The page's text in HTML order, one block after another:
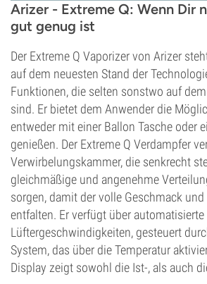
Arizer - Extreme Q: Wenn Dir
gut genug ist
Der Extreme Q Vaporizer von Arizer
auf dem neuesten Stand der
Funktionen, die selten sonstwo auf
sind. Er bietet dem Anwender die
entweder mit einer Ballon Tasche oder
genießen. Der Extreme Q Verdampfer
Verwirbelungskammer, die senkrecht
gleichmäßige und angenehme
sorgen, damit der volle Geschmack
entfalten. Er verfügt über automatisierte
Lüftergeschwindigkeiten, gesteuert
System, das über die Temperatur
Display zeigt sowohl die Ist-, als auch